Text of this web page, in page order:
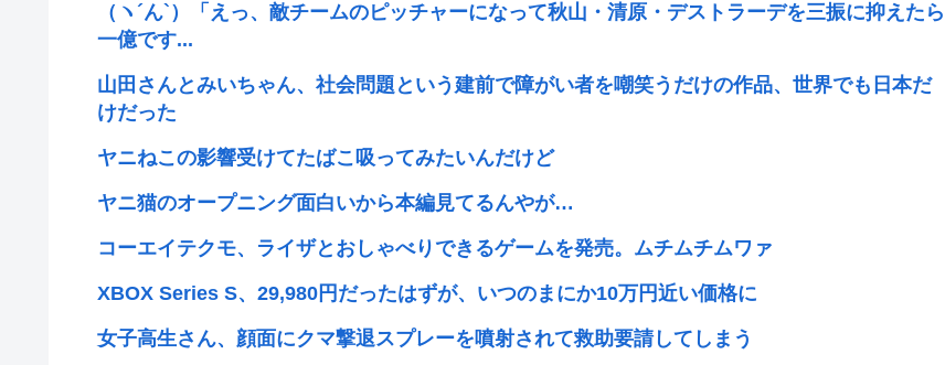
（ヽ´ん`）「えっ、敵チームのピッチャーになって秋山・清原・デストラーデを三振に抑えたら
一億です...
山田さんとみいちゃん、社会問題という建前で障がい者を嘲笑うだけの作品、世界でも日本だ
けだった
ヤニねこの影響受けてたばこ吸ってみたいんだけど
ヤニ猫のオープニング面白いから本編見てるんやが…
コーエイテクモ、ライザとおしゃべりできるゲームを発売。ムチムチムワァ
XBOX Series S、29,980円だったはずが、いつのまにか10万円近い価格に
女子高生さん、顔面にクマ撃退スプレーを噴射されて救助要請してしまう